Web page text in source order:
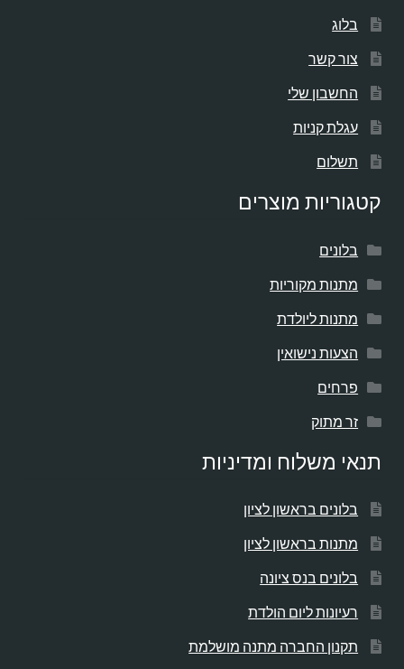
בלוג
צור קשר
החשבון שלי
עגלת קניות
תשלום
קטגוריות מוצרים
בלונים
מתנות מקוריות
מתנות ליולדת
הצעות נישואין
פרחים
זר מתוק
תנאי משלוח ומדיניות
בלונים בראשון לציון
מתנות בראשון לציון
בלונים בנס ציונה
רעיונות ליום הולדת
תקנון החברה מתנה מושלמת